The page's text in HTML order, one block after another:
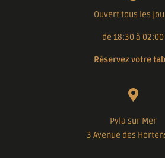
Ouvert tous les
de 18:30 à 02:00
Réservez votre
Pyla sur Mer
3 Avenue des